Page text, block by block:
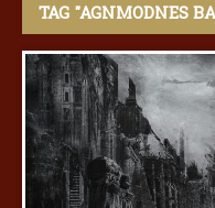
TAG "AGNMODNES